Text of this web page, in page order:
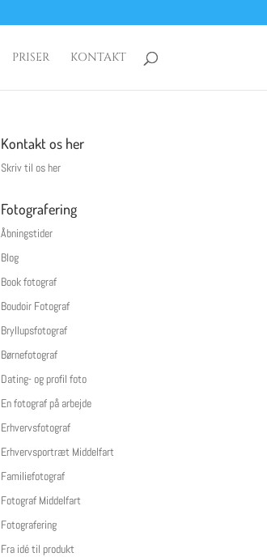
PRISER KONTAKT
Kontakt os her
Skriv til os her
Fotografering
Åbningstider
Blog
Book fotograf
Boudoir Fotograf
Bryllupsfotograf
Børnefotograf
Dating- og profil foto
En fotograf på arbejde
Erhvervsfotograf
Erhvervsportræt Middelfart
Familiefotograf
Fotograf Middelfart
Fotografering
Fra idé til produkt